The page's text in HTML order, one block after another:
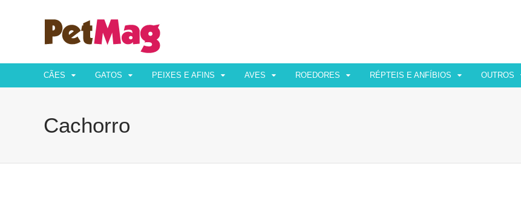
CÃES GATOS PEIXES E AFINS AVES ROEDORES RÉPTEIS E ANFÍBIOS OUTROS
Cachorro